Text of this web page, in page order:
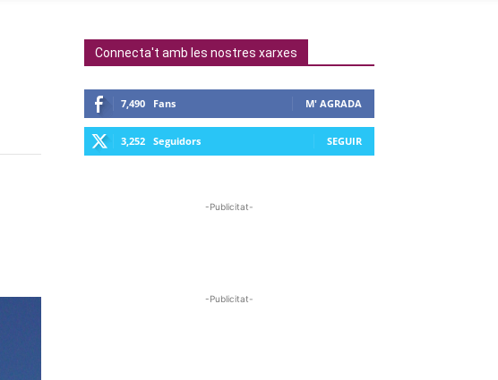
Connecta't amb les nostres xarxes
7,490 Fans M' AGRADA
3,252 Seguidors SEGUIR
-Publicitat-
-Publicitat-